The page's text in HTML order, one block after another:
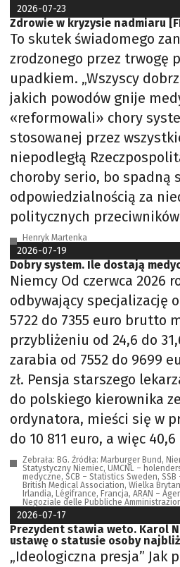
2026-07-23
Zdrowie w kryzysie nadmiaru
To skutek świadomego
zrodzonego przez trwogę
upadkiem. „Wszyscy
jakich powodów gnije
«reformowali» chory
stosowanej przez
niepodległą
choroby serio, bo spadną
odpowiedzialnością za
politycznych
Henryk Martenka
2026-07-19
Dobry system. Ile dostają
Niemcy Od czerwca 2026
odbywający specjalizację
5722 do 7355 euro brutto
przybliżeniu od 24,6 do
zarabia od 7552 do 9699
zł. Pensja starszego
do polskiego kierownika
ordynatora, mieści się w
do 10 811 euro, a więc 40,6
Zebrała: BG. Źródła: Marburger Bund,
Statystyczny Niemiec, UMCNL –
medyczne, SCB – Statistics Sweden,
British Medical Association, Wielka
Irlandia, Légifrance, Francja, ARAN –
Negoziale delle Pubbliche
2026-07-17
Prezydent stawia weto. Karol
ustawę o statusie osoby
„Ideologiczna presja” Jak